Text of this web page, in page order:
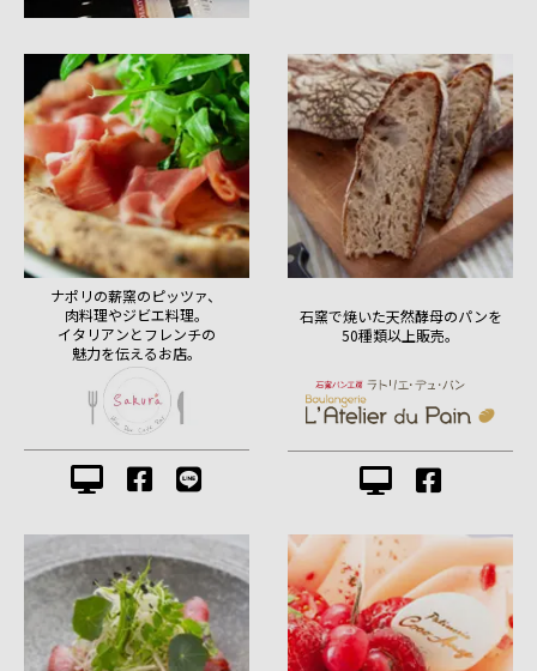
ナポリの薪窯のピッツァ、
肉料理やジビエ料理。
イタリアンとフレンチの
魅力を伝えるお店。
石窯で焼いた天然酵母のパンを
50種類以上販売。